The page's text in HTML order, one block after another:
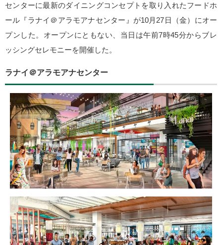
センターに最新のダイニングコンセプトを取り入れたフードホ
ール『ラナイ＠アラモアナセンター』が10月27日（金）にオー
プンした。オープンにともない、当日は午前7時45分からブレ
ッシングセレモニーを開催した。
ラナイ＠アラモアナセンター